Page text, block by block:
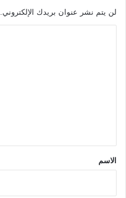
لن يتم نشر عنوان بريدك الإلكتروني.
*الاسم